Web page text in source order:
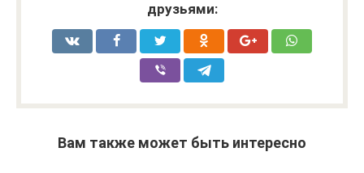
друзьями:
Вам также может быть интересно